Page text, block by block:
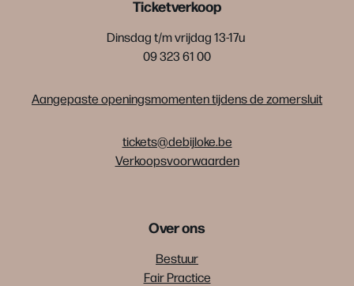
Ticketverkoop
Dinsdag t/m vrijdag 13-17u
09 323 61 00
Aangepaste openingsmomenten tijdens de zomersluit
tickets@debijloke.be
Verkoopsvoorwaarden
Over ons
Bestuur
Fair Practice